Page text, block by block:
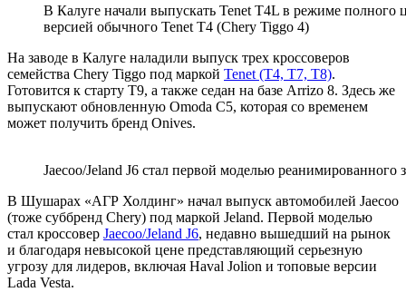
В Калуге начали выпускать Tenet T4L в режиме полного
версией обычного Tenet T4 (Chery Tiggo 4)
На заводе в Калуге наладили выпуск трех кроссоверов
семейства Chery Tiggo под маркой Tenet (T4, T7, T8).
Готовится к старту T9, а также седан на базе Arrizo 8. Здесь же
выпускают обновленную Omoda C5, которая со временем
может получить бренд Onives.
Jaecoo/Jeland J6 стал первой моделью реанимированного
В Шушарах «АГР Холдинг» начал выпуск автомобилей Jaecoo
(тоже суббренд Chery) под маркой Jeland. Первой моделью
стал кроссовер Jaecoo/Jeland J6, недавно вышедший на рынок
и благодаря невысокой цене представляющий серьезную
угрозу для лидеров, включая Haval Jolion и топовые версии
Lada Vesta.